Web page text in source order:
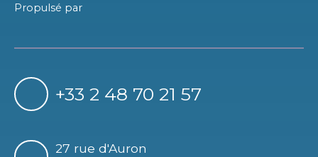
Propulsé par
+33 2 48 70 21 57
27 rue d'Auron